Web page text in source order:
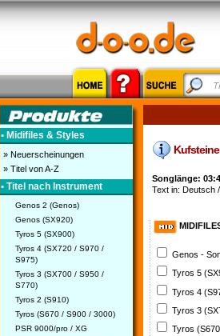
• Midifiles & Styles
» Neuerscheinungen
» Titel von A-Z
• Titel nach Instrument
Genos 2 (Genos)
Genos (SX920)
Tyros 5 (SX900)
Tyros 4 (SX720 / S970 /
S975)
Tyros 3 (SX700 / S950 /
S770)
Tyros 2 (S910)
Tyros (S670 / S900 / 3000)
PSR 9000/pro / XG
Songlänge:
Text in: Deutsch
Genos -
Tyros 5
Tyros 4
Tyros 3
Tyros